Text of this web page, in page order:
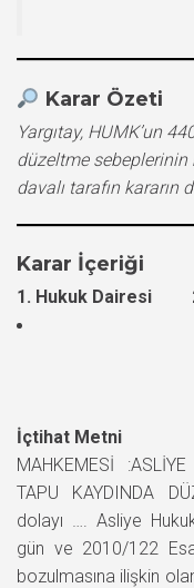
Karar Özeti
Yargıtay, HUMK’un
düzeltme sebeplerinin
davalı tarafın
Karar İçeriği
1. Hukuk Dairesi
İçtihat Metni
MAHKEMESİ
TAPU KAYDINDA
dolayı …. Asliye
gün ve 2010/122
bozulmasına ilişkin